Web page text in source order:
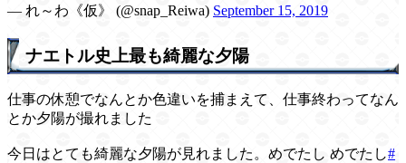
— れ～わ《仮》 (@snap_Reiwa) September 15, 2019
ナエトル史上最も綺麗な夕陽
仕事の休憩でなんとか色違いを捕まえて、仕事終わってなん
とか夕陽が撮れました
今日はとても綺麗な夕陽が見れました。めでたし めでたし#